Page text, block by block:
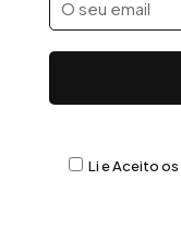
Li e Aceito os